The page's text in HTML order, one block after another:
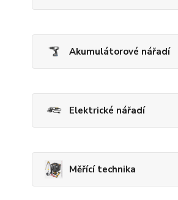
Akumulátorové nářadí
Elektrické nářadí
Měřící technika